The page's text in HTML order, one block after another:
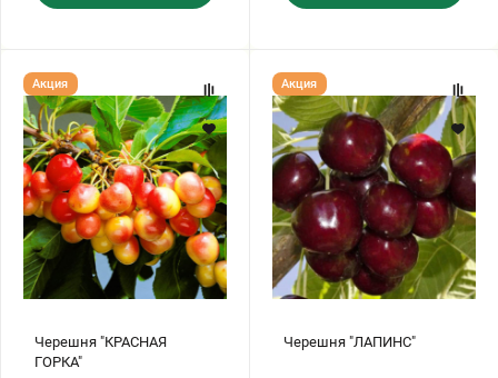
Черешня
"КРАСНАЯ
ГОРКА"
Черешня "КРАСНАЯ
ГОРКА"
Акция
Черешня
"ЛАПИНС"
Черешня "ЛАПИНС"
Акция